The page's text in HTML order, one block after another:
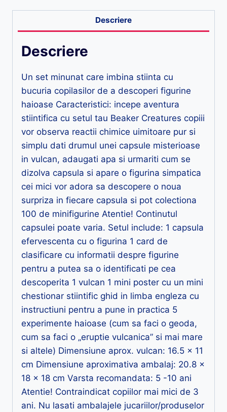
Descriere
Descriere
Un set minunat care imbina stiinta cu
bucuria copilasilor de a descoperi figurine
haioase Caracteristici: incepe aventura
stiintifica cu setul tau Beaker Creatures copiii
vor observa reactii chimice uimitoare pur si
simplu dati drumul unei capsule misterioase
in vulcan, adaugati apa si urmariti cum se
dizolva capsula si apare o figurina simpatica
cei mici vor adora sa descopere o noua
surpriza in fiecare capsula si pot colectiona
100 de minifigurine Atentie! Continutul
capsulei poate varia. Setul include: 1 capsula
efervescenta cu o figurina 1 card de
clasificare cu informatii despre figurine
pentru a putea sa o identificati pe cea
descoperita 1 vulcan 1 mini poster cu un mini
chestionar stiintific ghid in limba engleza cu
instructiuni pentru a pune in practica 5
experimente haioase (cum sa faci o geoda,
cum sa faci o „eruptie vulcanica” si mai mare
si altele) Dimensiune aprox. vulcan: 16.5 x 11
cm Dimensiune aproximativa ambalaj: 20.8 x
18 x 18 cm Varsta recomandata: 5 -10 ani
Atentie! Contraindicat copiilor mai mici de 3
ani. Nu lasati ambalajele jucariilor/produselor